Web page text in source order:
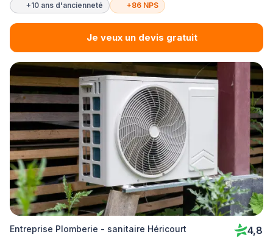
+10 ans d'ancienneté +86 NPS
Je veux un devis gratuit
Entreprise Plomberie - sanitaire Héricourt 4,8